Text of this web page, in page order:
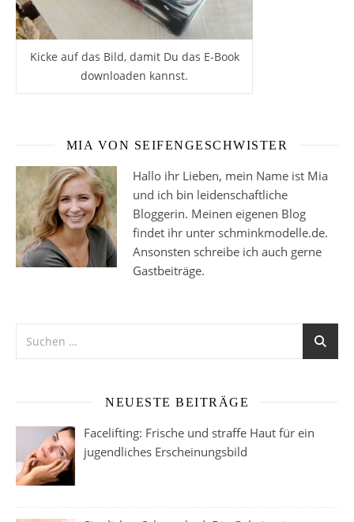
Kicke auf das Bild, damit Du das E-Book
downloaden kannst.
MIA VON SEIFENGESCHWISTER
Hallo ihr Lieben, mein Name ist Mia
und ich bin leidenschaftliche
Bloggerin. Meinen eigenen Blog
findet ihr unter schminkmodelle.de.
Ansonsten schreibe ich auch gerne
Gastbeiträge.
NEUESTE BEITRÄGE
Facelifting: Frische und straffe Haut für ein
jugendliches Erscheinungsbild